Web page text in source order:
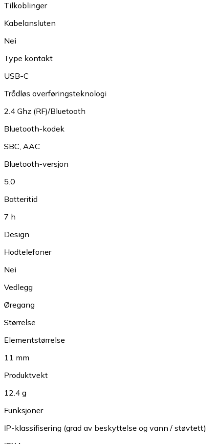
Tilkoblinger
Kabelansluten
Nei
Type kontakt
USB-C
Trådløs overføringsteknologi
2.4 Ghz (RF)/Bluetooth
Bluetooth-kodek
SBC, AAC
Bluetooth-versjon
5.0
Batteritid
7 h
Design
Hodtelefoner
Nei
Vedlegg
Øregang
Størrelse
Elementstørrelse
11 mm
Produktvekt
12.4 g
Funksjoner
IP-klassifisering (grad av beskyttelse og vann / støvtett)